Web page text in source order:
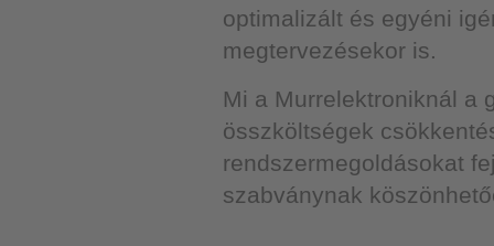
optimalizált és egyéni
megtervezésekor is.
Mi a Murrelektroniknál a
összköltségek
rendszermegoldásokat
szabványnak